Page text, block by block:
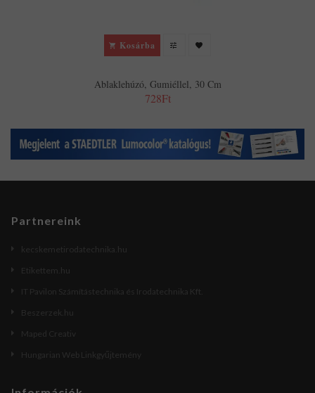
Kosárba
Ablaklehúzó, Gumiéllel, 30 Cm
728Ft
Partnereink
kecskemetirodatechnika.hu
Etikettem.hu
IT Pavilon Számítástechnika és Irodatechnika Kft.
Beszerzek.hu
Maped Creativ
Hungarian Web Linkgyűjtemény